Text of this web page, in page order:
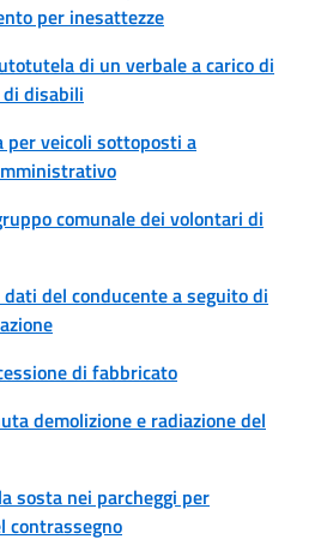
per inesattezze
di un verbale a carico di
di disabili
per veicoli sottoposti a
comunale dei volontari di
del conducente a seguito di
di fabbricato
demolizione e radiazione del
sosta nei parcheggi per
contrassegno